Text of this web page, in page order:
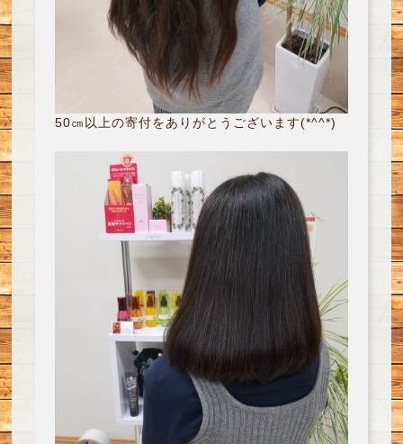
50㎝以上の寄付をありがとうございます(*^^*)